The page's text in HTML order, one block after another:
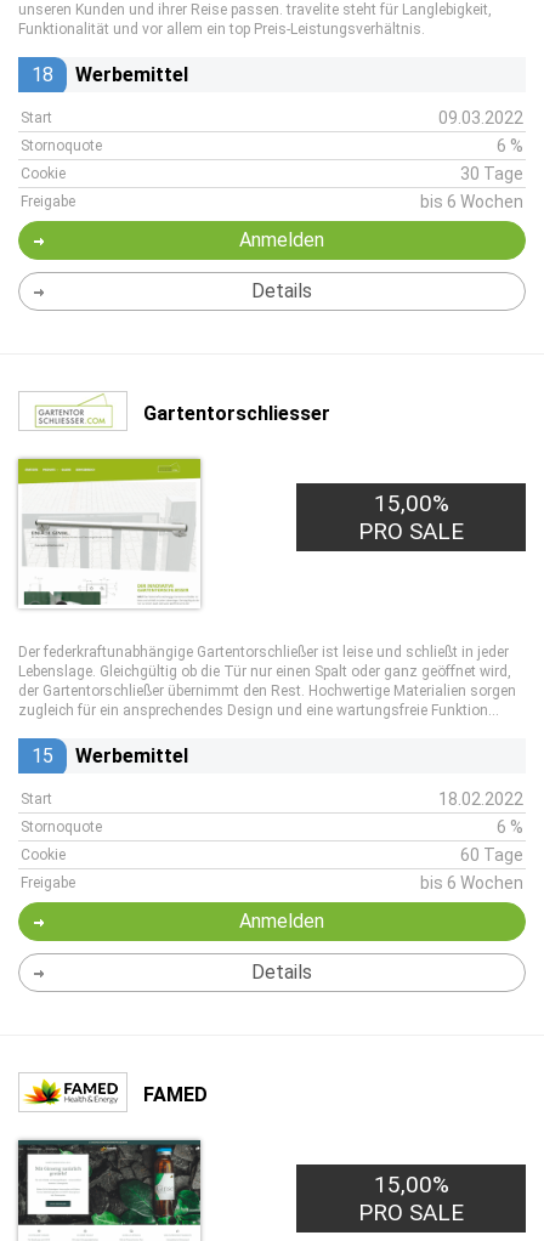
unseren Kunden und ihrer Reise passen. travelite steht für Langlebigkeit,
Funktionalität und vor allem ein top Preis-Leistungsverhältnis.
18 Werbemittel
Start 09.03.2022
Stornoquote 6 %
Cookie 30 Tage
Freigabe bis 6 Wochen
Anmelden
Details
Gartentorschliesser
15,00%
PRO SALE
Der federkraftunabhängige Gartentorschließer ist leise und schließt in jeder
Lebenslage. Gleichgültig ob die Tür nur einen Spalt oder ganz geöffnet wird,
der Gartentorschließer übernimmt den Rest. Hochwertige Materialien sorgen
zugleich für ein ansprechendes Design und eine wartungsfreie Funktion...
15 Werbemittel
Start 18.02.2022
Stornoquote 6 %
Cookie 60 Tage
Freigabe bis 6 Wochen
Anmelden
Details
FAMED
15,00%
PRO SALE